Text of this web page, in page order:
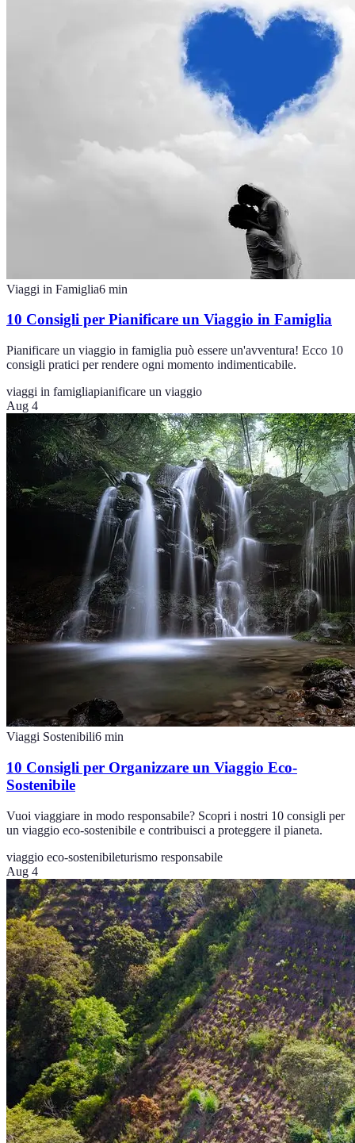
Viaggi in Famiglia6 min
10 Consigli per Pianificare un Viaggio in Famiglia
Pianificare un viaggio in famiglia può essere un'avventura! Ecco 10
consigli pratici per rendere ogni momento indimenticabile.
viaggi in famigliapianificare un viaggio
Aug 4
Viaggi Sostenibili6 min
10 Consigli per Organizzare un Viaggio Eco-
Sostenibile
Vuoi viaggiare in modo responsabile? Scopri i nostri 10 consigli per
un viaggio eco-sostenibile e contribuisci a proteggere il pianeta.
viaggio eco-sostenibileturismo responsabile
Aug 4